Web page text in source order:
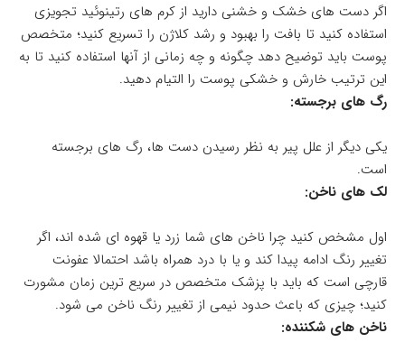
اگر دست های خشک و خشنی دارید از کرم های رتینوئید تجویزی
استفاده کنید تا بافت را بهبود و رشد کلاژن را تسریع کنید؛ متخصص
پوست باید توضیح دهد چگونه و چه زمانی از آنها استفاده کنید تا به
این ترتیب خارش و خشکی پوست را التیام دهید.
رگ های برجسته:
یکی دیگر از علل پیر به نظر رسیدن دست ها، رگ های برجسته
است.
لک های ناخن:
اول مشخص کنید چرا ناخن های شما زرد یا قهوه ای شده اند، اگر
تغییر رنگ ادامه پیدا کند و یا با درد همراه باشد احتمالا عفونت
قارچی است که باید با پزشک متخصص در سریع ترین زمان مشورت
کنید؛ چیزی که باعث حدود نیمی از تغییر رنگ ناخن می شود.
ناخن های شکننده: